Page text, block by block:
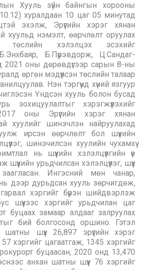
Хууль зүйн байнгын хорооны
хуралдаан 10 цаг 05 минутад
эхэлж, Эрүүгийн хэрэг хянан
хуульд нэмэлт, өөрчлөлт оруулах
төслийн хэлэлцэх эсэхийг
Б.Пүрэвдорж, Ц.Сандаг-
2021 оны дөрөвдүгээр сарын 8-ны
өргөн мэдүүлсэн төслийн талаар
Нэн тэргүүнд хүний язгуур
Үндсэн хууль болон бусад
зохицуулалтыг хэрэгжүүлэхийг
оны Эрүүгийн хэрэг хянан
хуулийг шинэчлэн найруулахад
ирсэн өөрчлөлт бол шүүхийн
шинэчилсэн хуулийн чухамхүү
нь шүүхийн хэлэлцүүлгийн үе
урьдчилсан хэлэлцүүлэг, шүүх
Ингэсний мөн чанар,
дээр дурьдсан хууль зөрчигдөж,
хэргийг бүрэн шийдвэрлэж
шүүхээс хэргийг урьдчилан цаг
буцаах замаар алдааг залруулах
бий болгосонд оршино. Гэтэл
шүүх 26,897 эрүүгийн хэрэг
хэргийг цагаатгаж, 1345 хэргийг
буцаасан, 2020 онд 13,470
анхан шатны шүүх 76 хэргийг